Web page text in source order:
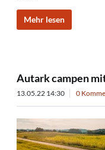
Mehr lesen
Autark campen
13.05.22 14:30 0